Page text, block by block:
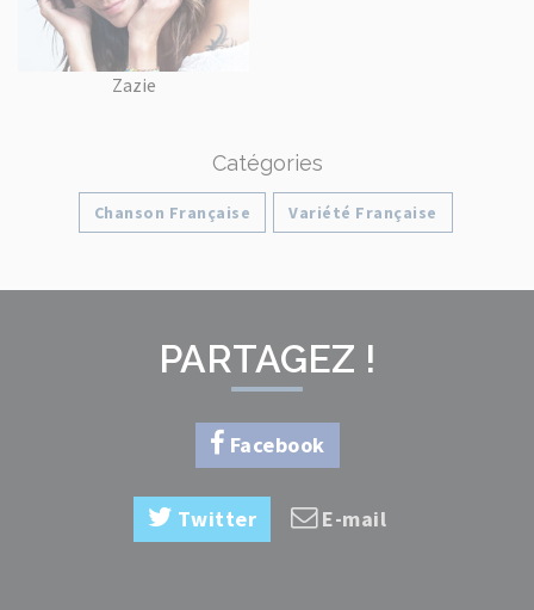
Zazie
Catégories
Chanson Française Variété Française
PARTAGEZ !
Facebook
Twitter E-mail